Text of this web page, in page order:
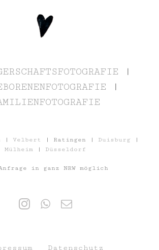
|
|
| Velbert | Ratingen | Duisburg |
Mülheim | Düsseldorf
in ganz NRW möglich
Datenschutz